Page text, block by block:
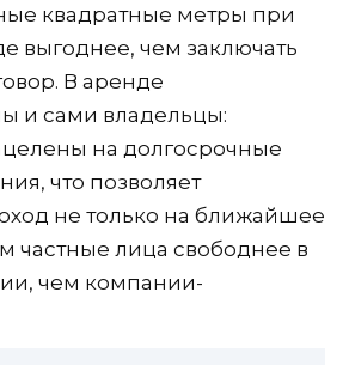
квадратные метры при
выгоднее, чем заключать
В аренде
и сами владельцы:
на долгосрочные
что позволяет
не только на ближайшее
частные лица свободнее в
чем компании-